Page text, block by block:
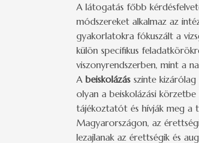
A látogatás főbb
módszereket alkalmaz az
gyakorlatokra fókuszált a
külön specifikus
viszonyrendszerben, mint a
A beiskolázás szinte
olyan a beiskolázási
tájékoztatót és hívják meg a
Magyarországon, az
lezajlanak az érettségik és